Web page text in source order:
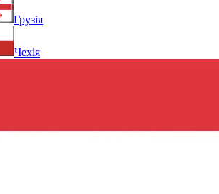
Грузія
Чехія